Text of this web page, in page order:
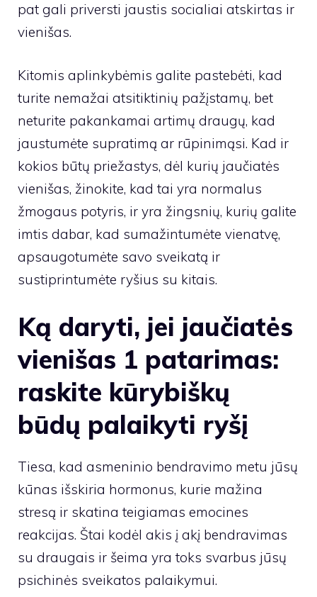
pat gali priversti jaustis socialiai atskirtas ir
vienišas.
Kitomis aplinkybėmis galite pastebėti, kad
turite nemažai atsitiktinių pažįstamų, bet
neturite pakankamai artimų draugų, kad
jaustumėte supratimą ar rūpinimąsi. Kad ir
kokios būtų priežastys, dėl kurių jaučiatės
vienišas, žinokite, kad tai yra normalus
žmogaus potyris, ir yra žingsnių, kurių galite
imtis dabar, kad sumažintumėte vienatvę,
apsaugotumėte savo sveikatą ir
sustiprintumėte ryšius su kitais.
Ką daryti, jei jaučiatės
vienišas 1 patarimas:
raskite kūrybiškų
būdų palaikyti ryšį
Tiesa, kad asmeninio bendravimo metu jūsų
kūnas išskiria hormonus, kurie mažina
stresą ir skatina teigiamas emocines
reakcijas. Štai kodėl akis į akį bendravimas
su draugais ir šeima yra toks svarbus jūsų
psichinės sveikatos palaikymui.